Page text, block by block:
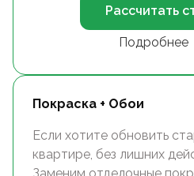
Рассчитать
Подробнее
Покраска + Обои
Если хотите обновить
квартире, без лишних